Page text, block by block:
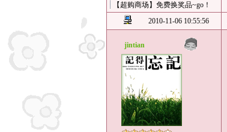
【超购商场】免费换奖品~go！
2010-11-06 10:55:56
jintian